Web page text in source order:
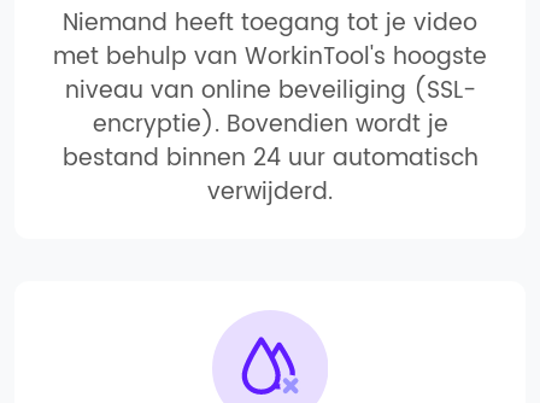
Niemand heeft toegang tot je video
met behulp van WorkinTool's hoogste
niveau van online beveiliging (SSL-
encryptie). Bovendien wordt je
bestand binnen 24 uur automatisch
verwijderd.